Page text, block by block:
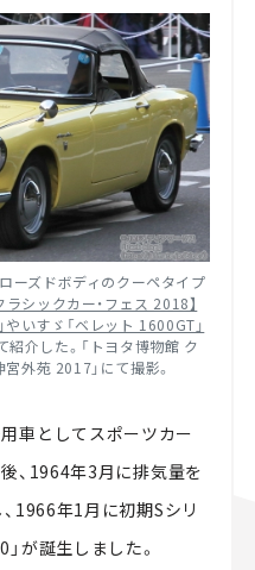
ローズドボディのクーペタイプ
ラシックカー・フェス 2018】
いすゞ「ベレット 1600GT」
紹介した。「トヨタ博物館 ク
外苑 2017」にて撮影。
車としてスポーツカー
、1964年3月に排気量を
1966年1月に初期Sシリ
が誕生しました。